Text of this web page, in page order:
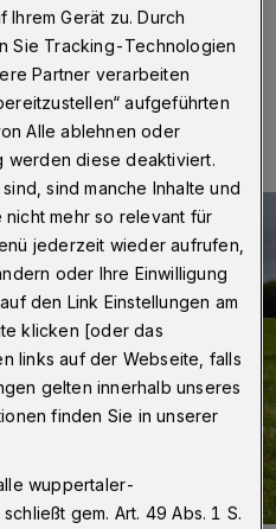
Minute Lesezeit
Gerät zu. Durch
Sie Tracking-Technologien
Partner verarbeiten
aufgeführten
Alle ablehnen oder
werden diese deaktiviert.
sind manche Inhalte und
mehr so relevant für
jederzeit wieder aufrufen,
oder Ihre Einwilligung
den Link Einstellungen am
klicken [oder das
links auf der Webseite, falls
gelten innerhalb unseres
finden Sie in unserer
wuppertaler-
gem. Art. 49 Abs. 1 S.